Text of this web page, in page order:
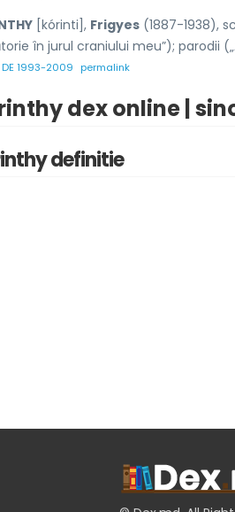
[kórinti], Frigyes (1887-1938),
în jurul craniului meu”); parodii
DE 1993-2009 permalink
dex online |
definitie